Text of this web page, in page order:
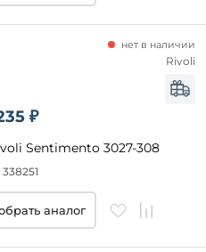
₽
Sentimento 3027-308
нет в наличии
Rivoli
аналог